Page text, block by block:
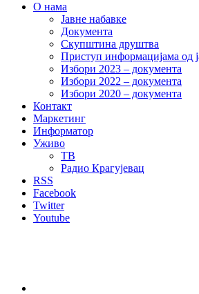
О нама
Јавне набавке
Документа
Скупштина друштва
Приступ информацијама од
Избори 2023 – документа
Избори 2022 – документа
Избори 2020 – документа
Контакт
Маркетинг
Информатор
Уживо
ТВ
Радио Крагујевац
RSS
Facebook
Twitter
Youtube